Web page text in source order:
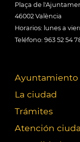
Plaça de
46002 València
Horarios: lunes a
Teléfono: 963 52 54
Ayuntamiento
La ciudad
Trámites
Atención